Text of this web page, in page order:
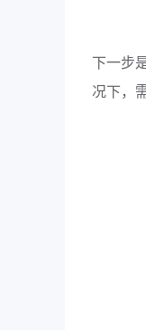
下一步
况下，